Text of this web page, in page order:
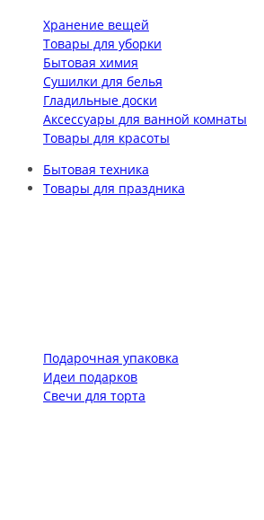
Хранение вещей
Товары для уборки
Бытовая химия
Сушилки для белья
Гладильные доски
Аксессуары для ванной комнаты
Товары для красоты
Бытовая техника
Товары для праздника
Подарочная упаковка
Идеи подарков
Свечи для торта